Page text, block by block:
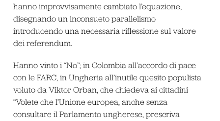
hanno improvvisamente cambiato l’equazione,
disegnando un inconsueto parallelismo
introducendo una necessaria riflessione sul valore
dei referendum.
Hanno vinto i “No”; in Colombia all’accordo di pace
con le FARC, in Ungheria all’inutile quesito populista
voluto da Viktor Orban, che chiedeva ai cittadini
“Volete che l’Unione europea, anche senza
consultare il Parlamento ungherese, prescriva